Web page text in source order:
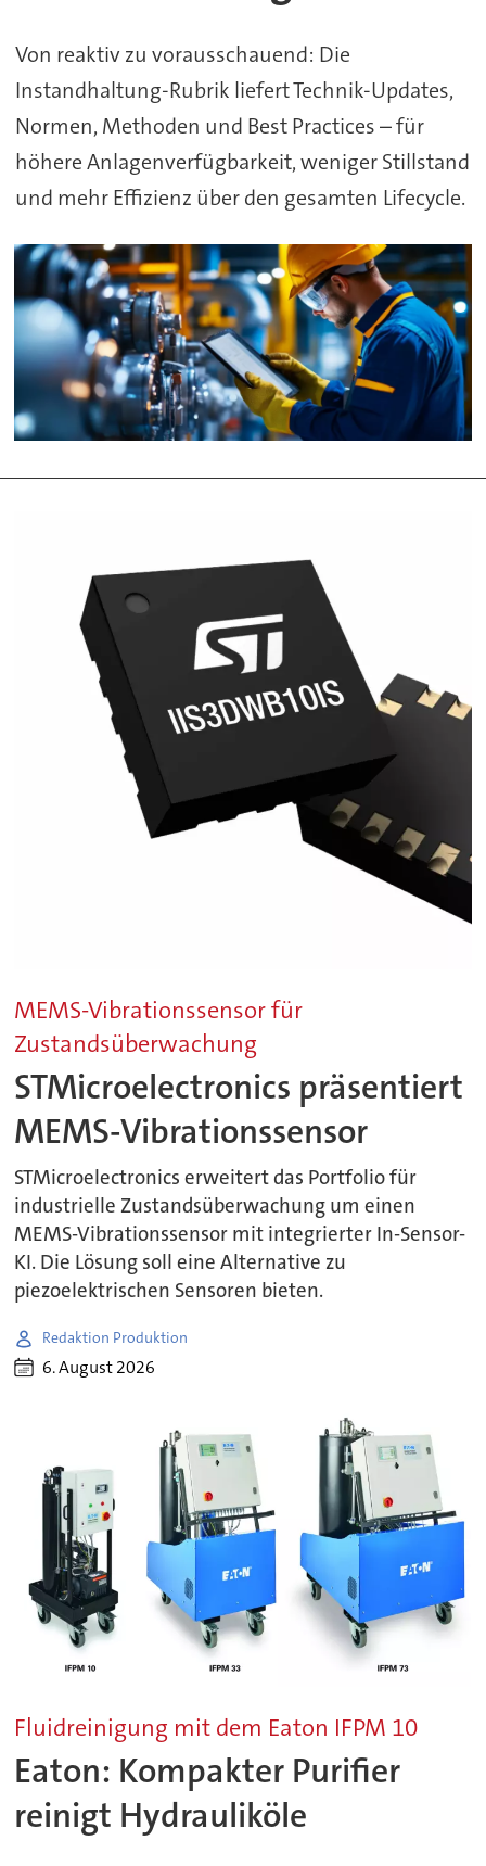
Von reaktiv zu vorausschauend: Die
Instandhaltung-Rubrik liefert Technik-Updates,
Normen, Methoden und Best Practices – für
höhere Anlagenverfügbarkeit, weniger Stillstand
und mehr Effizienz über den gesamten Lifecycle.
MEMS-Vibrationssensor für
Zustandsüberwachung
STMicroelectronics präsentiert
MEMS-Vibrationssensor
STMicroelectronics erweitert das Portfolio für
industrielle Zustandsüberwachung um einen
MEMS-Vibrationssensor mit integrierter In-Sensor-
KI. Die Lösung soll eine Alternative zu
piezoelektrischen Sensoren bieten.
Redaktion Produktion
6. August 2026
Fluidreinigung mit dem Eaton IFPM 10
Eaton: Kompakter Purifier
reinigt Hydrauliköle